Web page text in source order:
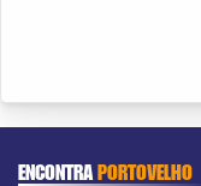
ENCONTRAPORTOVELHO